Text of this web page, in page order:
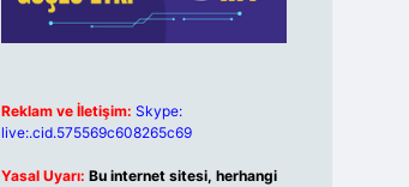
Reklam ve İletişim: Skype:
live:.cid.575569c608265c69
Yasal Uyarı: Bu internet sitesi, herhangi